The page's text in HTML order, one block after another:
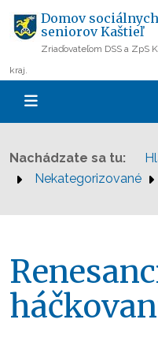
Domov
seniorov Kaštieľ
Zriaďovateľom DSS a ZpS
kraj.
Nachádzate sa tu:
Nekategorizované